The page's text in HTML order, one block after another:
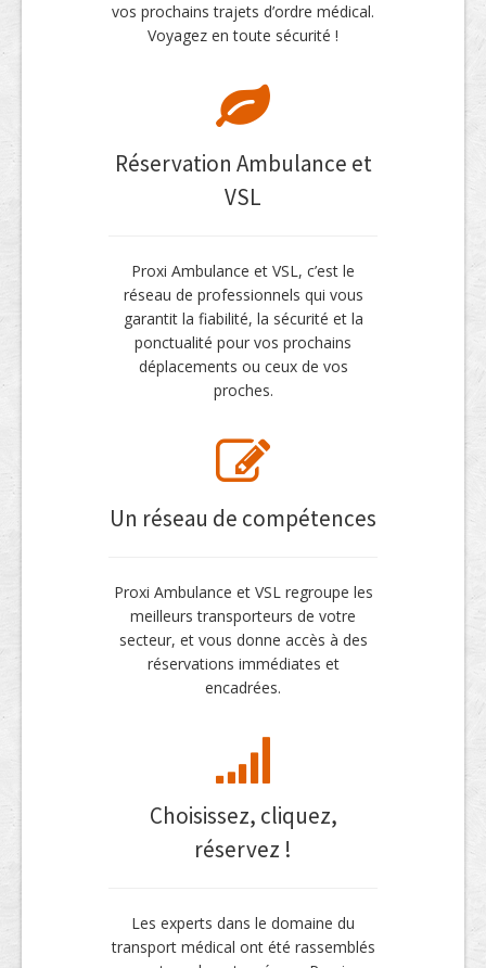
vos prochains trajets d’ordre médical.
Voyagez en toute sécurité !
Réservation Ambulance et
VSL
Proxi Ambulance et VSL, c’est le
réseau de professionnels qui vous
garantit la fiabilité, la sécurité et la
ponctualité pour vos prochains
déplacements ou ceux de vos
proches.
Un réseau de compétences
Proxi Ambulance et VSL regroupe les
meilleurs transporteurs de votre
secteur, et vous donne accès à des
réservations immédiates et
encadrées.
Choisissez, cliquez,
réservez !
Les experts dans le domaine du
transport médical ont été rassemblés